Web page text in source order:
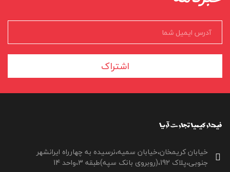
اشتراک
خیابان کریمخان،خیابان سمیه،نرسیده به چهارراه ایرانشهر
جنوبی،پلاک 192،(روبروی بانک سپه)طبقه 3،واحد 14